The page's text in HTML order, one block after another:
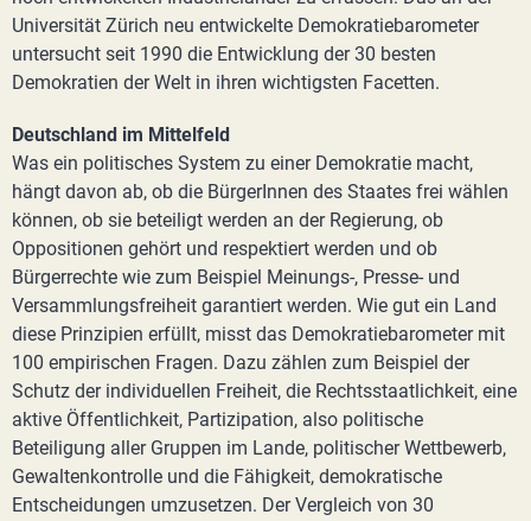
Universität Zürich neu entwickelte Demokratiebarometer
untersucht seit 1990 die Entwicklung der 30 besten
Demokratien der Welt in ihren wichtigsten Facetten.
Deutschland im Mittelfeld
Was ein politisches System zu einer Demokratie macht,
hängt davon ab, ob die BürgerInnen des Staates frei wählen
können, ob sie beteiligt werden an der Regierung, ob
Oppositionen gehört und respektiert werden und ob
Bürgerrechte wie zum Beispiel Meinungs-, Presse- und
Versammlungsfreiheit garantiert werden. Wie gut ein Land
diese Prinzipien erfüllt, misst das Demokratiebarometer mit
100 empirischen Fragen. Dazu zählen zum Beispiel der
Schutz der individuellen Freiheit, die Rechtsstaatlichkeit, eine
aktive Öffentlichkeit, Partizipation, also politische
Beteiligung aller Gruppen im Lande, politischer Wettbewerb,
Gewaltenkontrolle und die Fähigkeit, demokratische
Entscheidungen umzusetzen. Der Vergleich von 30